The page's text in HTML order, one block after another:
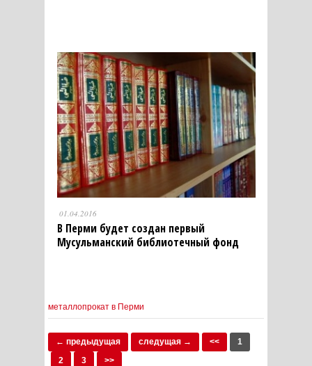
01.04.2016
В Перми будет создан первый
Мусульманский библиотечный фонд
металлопрокат в Перми
← предыдущая следущая → <<
1
2
3 >>